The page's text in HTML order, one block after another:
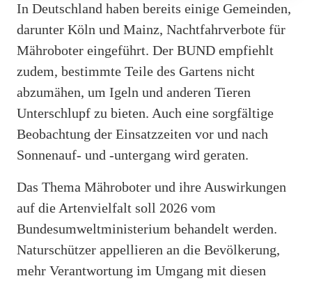
In Deutschland haben bereits einige Gemeinden,
darunter Köln und Mainz, Nachtfahrverbote für
Mähroboter eingeführt. Der BUND empfiehlt
zudem, bestimmte Teile des Gartens nicht
abzumähen, um Igeln und anderen Tieren
Unterschlupf zu bieten. Auch eine sorgfältige
Beobachtung der Einsatzzeiten vor und nach
Sonnenauf- und -untergang wird geraten.
Das Thema Mähroboter und ihre Auswirkungen
auf die Artenvielfalt soll 2026 vom
Bundesumweltministerium behandelt werden.
Naturschützer appellieren an die Bevölkerung,
mehr Verantwortung im Umgang mit diesen